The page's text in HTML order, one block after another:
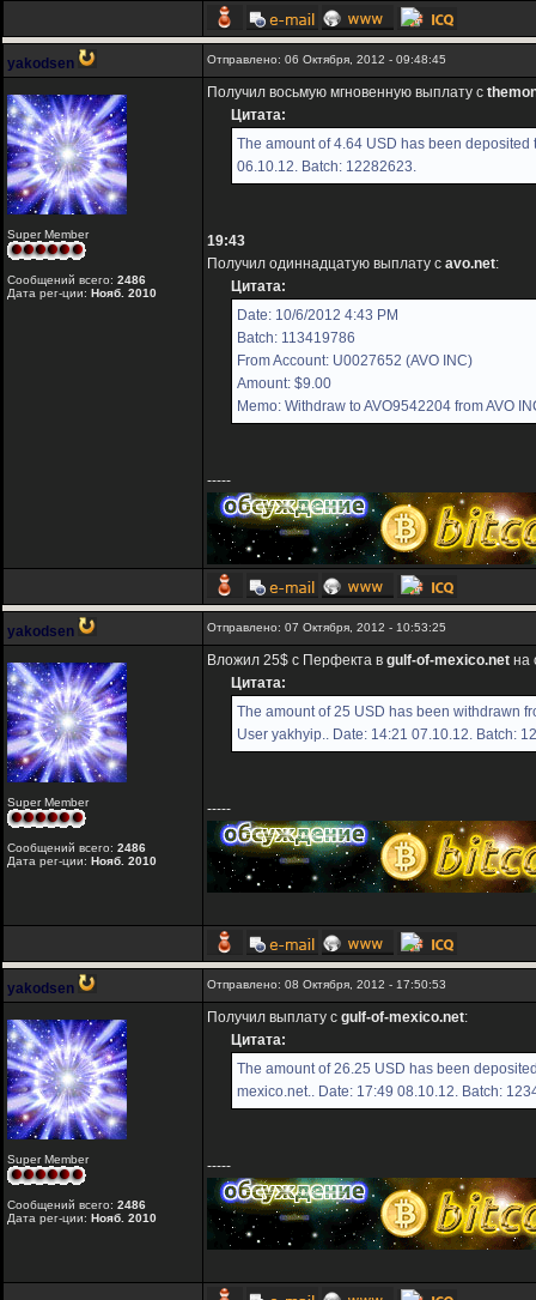
yakodsen Отправлено: 06 Октября, 2012 - 09:48:45
Super Member
Сообщений всего: 2486
Дата рег-ции: Нояб. 2010
Получил восьмую мгновенную выплату с
Цитата:
The amount of 4.64 USD has been
06.10.12. Batch: 12282623.
19:43
Получил одиннадцатую выплату с avo.net:
Цитата:
Date: 10/6/2012 4:43 PM
Batch: 113419786
From Account: U0027652 (AVO INC)
Amount: $9.00
Memo: Withdraw to AVO9542204 from AVO
-----
yakodsen Отправлено: 07 Октября, 2012 - 10:53:25
Super Member
Сообщений всего: 2486
Дата рег-ции: Нояб. 2010
Вложил 25$ с Перфекта в gulf-of-mexico.net на
Цитата:
The amount of 25 USD has been withdrawn
User yakhyip.. Date: 14:21 07.10.12. Batch:
-----
yakodsen Отправлено: 08 Октября, 2012 - 17:50:53
Super Member
Сообщений всего: 2486
Дата рег-ции: Нояб. 2010
Получил выплату с gulf-of-mexico.net:
Цитата:
The amount of 26.25 USD has been
mexico.net.. Date: 17:49 08.10.12. Batch:
-----